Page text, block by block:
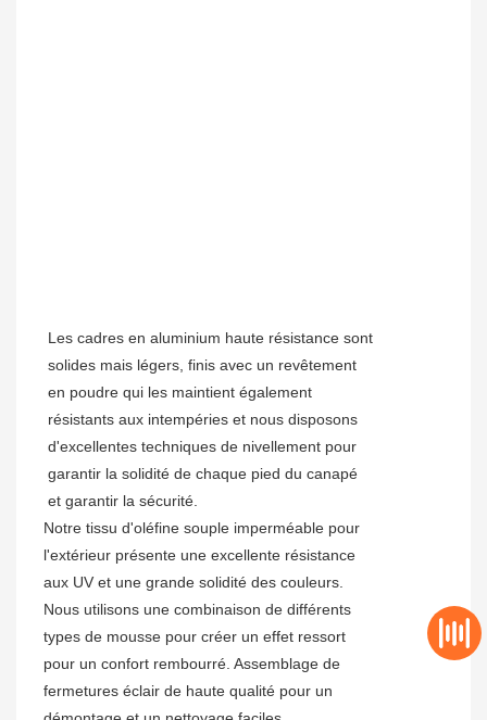
Les cadres en aluminium haute résistance sont
solides mais légers, finis avec un revêtement
en poudre qui les maintient également
résistants aux intempéries et nous disposons
d'excellentes techniques de nivellement pour
garantir la solidité de chaque pied du canapé
et garantir la sécurité.
Notre tissu d'oléfine souple imperméable pour
l'extérieur présente une excellente résistance
aux UV et une grande solidité des couleurs.
Nous utilisons une combinaison de différents
types de mousse pour créer un effet ressort
pour un confort rembourré. Assemblage de
fermetures éclair de haute qualité pour un